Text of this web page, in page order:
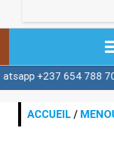
ACCUEIL
ACTUALITE
788 700 ou via
ACCUEIL /